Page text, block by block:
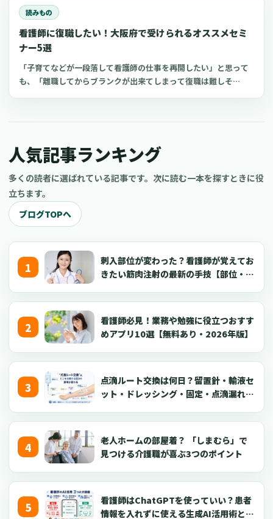
かせるかもしれません 。今回は、喀痰吸引等研修の指導教員にな
る条件やおすすめの講習会についてご紹介します。
読みもの
看護師に復職したい！大阪府で受けられるオススメセミ
ナー5選
「子育てなどが一段落して看護師の仕事を再開したい」と思って
も、「離職してからブランクが出来てしまって復職は難しそ
師の人材不足がつづいており、最近では潜在看護師が安心して復
でおすすめの復職支援セミナーを5つご紹介します。
人気記事ランキング
多くの読者に選ばれている記事です。次に読む一本を探すときに役
立ちます。
ブログTOPへ
刺入部位が変わった？看護師が覚えてお
きたい筋肉注射の最新の手技【部位・
看護師必見！業務や勉強に役立つおすす
めアプリ10選【無料あり・2026年版】
点滴ルート交換は何日？留置針・輸液セ
ット・ドレッシング・固定・点滴漏れ対
老人ホームの部屋着？ 「しまむら」で
見つける介護職が喜ぶ3つのポイント
看護師はChatGPTを使っていい？患者
情報を入れずに使える生成AI活用術とプ